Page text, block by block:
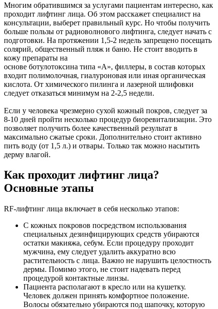
Многим обратившимся за услугами пациентам интересно, как
проходит лифтинг лица. Об этом расскажет специалист на
консультации, выберет правильный курс. Но чтобы получить
больше пользы от радиоволнового лифтинга, следует начать с
подготовки. На протяжении 1,5-2 недель запрещено посещать
солярий, общественный пляж и баню. Не стоит вводить в
кожу препараты на
основе ботулотоксина типа «А», филлеры, в состав которых
входит полимолочная, гиалуроновая или иная органическая
кислота. От химического пилинга и лазерной шлифовки
следует отказаться минимум на 2-2,5 недели.
Если у человека чрезмерно сухой кожный покров, следует за
8-10 дней пройти несколько процедур биоревитализации. Это
позволяет получить более качественный результат в
максимально сжатые сроки. Дополнительно стоит активно
пить воду (от 1,5 л.) и отвары. Только так можно насытить
дерму влагой.
Как проходит лифтинг лица?
Основные этапы
RF-лифтинг лица включает в себя несколько этапов:
С кожных покровов посредством использования
специальных дезинфицирующих средств убираются
остатки макияжа, себум. Если процедуру проходит
мужчина, ему следует удалить аккуратно всю
растительность с лица. Важно не нарушить целостность
дермы. Помимо этого, не стоит надевать перед
процедурой контактные линзы.
Пациента располагают в кресло или на кушетку.
Человек должен принять комфортное положение.
Волосы обязательно убираются под шапочку, которую